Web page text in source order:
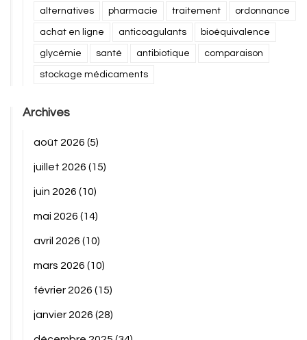
alternatives pharmacie traitement ordonnance
achat en ligne anticoagulants bioéquivalence
glycémie santé antibiotique comparaison
stockage médicaments
Archives
août 2026 (5)
juillet 2026 (15)
juin 2026 (10)
mai 2026 (14)
avril 2026 (10)
mars 2026 (10)
février 2026 (15)
janvier 2026 (28)